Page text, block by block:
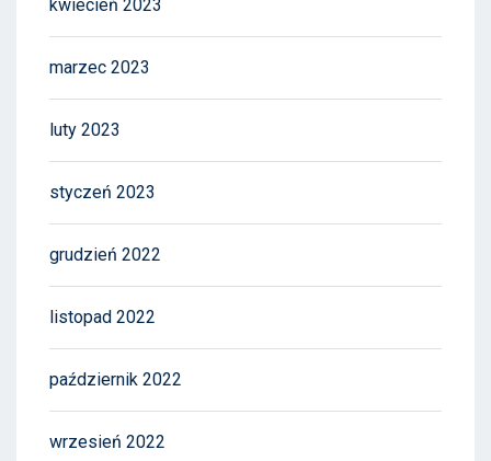
kwiecień 2023
marzec 2023
luty 2023
styczeń 2023
grudzień 2022
listopad 2022
październik 2022
wrzesień 2022